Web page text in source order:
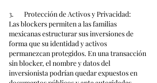
3.       Protección de Activos y Privacidad:
Las blockers permiten a las familias
mexicanas estructurar sus inversiones de
forma que su identidad y activos
permanezcan protegidos. En una transacción
sin blocker, el nombre y datos del
inversionista podrían quedar expuestos en